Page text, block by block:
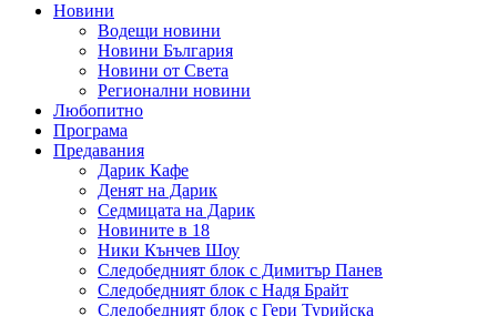
Новини
Водещи новини
Новини България
Новини от Света
Регионални новини
Любопитно
Програма
Предавания
Дарик Кафе
Денят на Дарик
Седмицата на Дарик
Новините в 18
Ники Кънчев Шоу
Следобедният блок с Димитър Панев
Следобедният блок с Надя Брайт
Следобедният блок с Гери Турийска